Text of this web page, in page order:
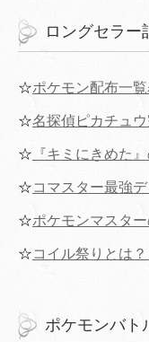
ロングセラー
☆ポケモン配布一
☆名探偵ピカチュ
☆ 『キミにきめた
☆コマスター最強
☆ポケモンマスタ
☆コイル祭りとは
ポケモンバト